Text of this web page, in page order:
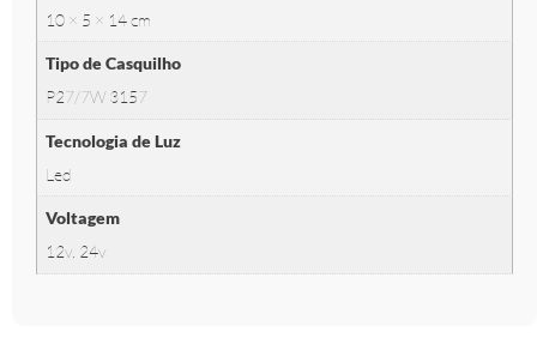
10 × 5 × 14 cm
Tipo de Casquilho
P27/7W 3157
Tecnologia de Luz
Led
Voltagem
12v, 24v